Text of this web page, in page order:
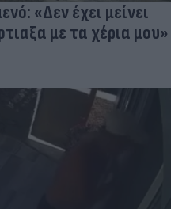
«Δεν έχει μείνει
με τα χέρια μου»